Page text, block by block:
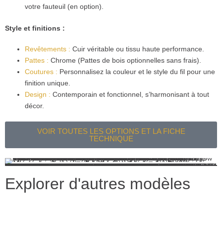
votre fauteuil (en option).
Style et finitions :
Revêtements : Cuir véritable ou tissu haute performance.
Pattes : Chrome (Pattes de bois optionnelles sans frais).
Coutures : Personnalisez la couleur et le style du fil pour une
finition unique.
Design : Contemporain et fonctionnel, s’harmonisant à tout
décor.
VOIR TOUTES LES OPTIONS ET LA FICHE
TECHNIQUE
Explorer d'autres modèles